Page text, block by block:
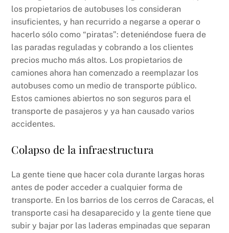
los propietarios de autobuses los consideran
insuficientes, y han recurrido a negarse a operar o
hacerlo sólo como “piratas”: deteniéndose fuera de
las paradas reguladas y cobrando a los clientes
precios mucho más altos. Los propietarios de
camiones ahora han comenzado a reemplazar los
autobuses como un medio de transporte público.
Estos camiones abiertos no son seguros para el
transporte de pasajeros y ya han causado varios
accidentes.
Colapso de la infraestructura
La gente tiene que hacer cola durante largas horas
antes de poder acceder a cualquier forma de
transporte. En los barrios de los cerros de Caracas, el
transporte casi ha desaparecido y la gente tiene que
subir y bajar por las laderas empinadas que separan